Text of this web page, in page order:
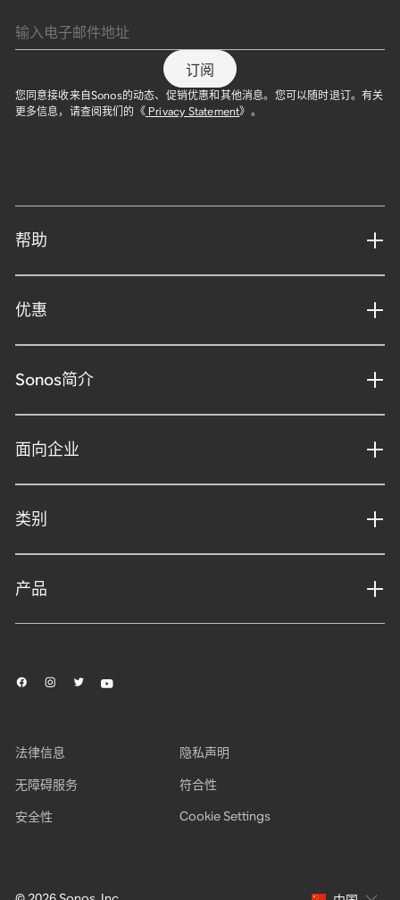
订阅
您同意接收来自Sonos的动态、促销优惠和其他消息。您可以随时退订。有关
更多信息，请查阅我们的《 Privacy Statement》。
帮助
优惠
Sonos简介
面向企业
类别
产品
法律信息
隐私声明
无障碍服务
符合性
安全性
Cookie Settings